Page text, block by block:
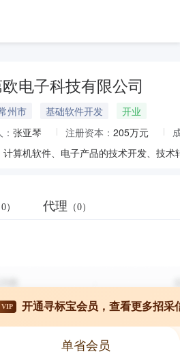
电子科技有限公司
州市 基础软件开发
开业
张亚琴 注册资本： 205万元
0） 代理 （0）
VIP 开通寻标宝会员，查看更多招采
单省会员